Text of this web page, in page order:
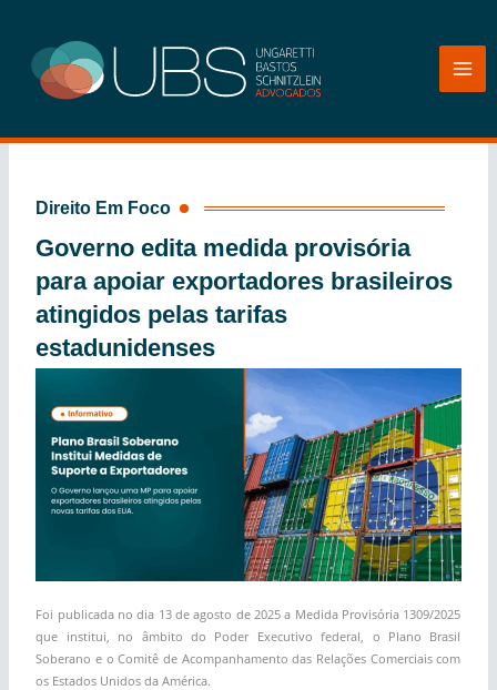
conteúdo
Direito Em Foco
Governo edita medida provisória
para apoiar exportadores brasileiros
atingidos pelas tarifas
estadunidenses
Foi publicada no dia 13 de agosto de 2025 a Medida Provisória 1309/2025
que institui, no âmbito do Poder Executivo federal, o Plano Brasil
Soberano e o Comitê de Acompanhamento das Relações Comerciais com
os Estados Unidos da América.